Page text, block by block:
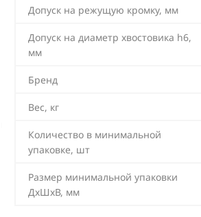
Допуск на режущую кромку, мм
Допуск на диаметр хвостовика h6,
мм
Бренд
Вес, кг
Количество в минимальной
упаковке, шт
Размер минимальной упаковки
ДхШхВ, мм